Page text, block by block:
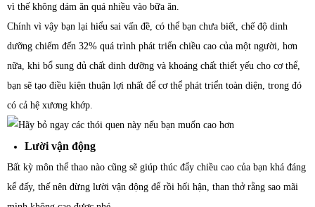
vì thế không dám ăn quá nhiều vào bữa ăn.
Chính vì vậy bạn lại hiểu sai vấn đề, có thể bạn chưa biết, chế độ dinh
dưỡng chiếm đến 32% quá trình phát triển chiều cao của một người, hơn
nữa, khi bổ sung đủ chất dinh dưỡng và khoáng chất thiết yếu cho cơ thể,
bạn sẽ tạo điều kiện thuận lợi nhất để cơ thể phát triển toàn diện, trong đó
có cả hệ xương khớp.
Lười vận động
Bất kỳ môn thể thao nào cũng sẽ giúp thúc đẩy chiều cao của bạn khá đáng
kể đấy, thế nên đừng lười vận động để rồi hối hận, than thở rằng sao mãi